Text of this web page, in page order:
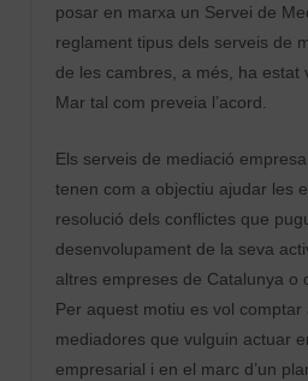
posar en marxa un Servei de
reglament tipus dels serveis de
de les cambres, a més, ha estat
Mar tal com preveia l’acord.
Els serveis de mediació
tenen com a objectiu ajudar les
resolució dels conflictes que
desenvolupament de la seva
altres empreses de Catalunya o
Per aquest motiu es vol comptar
mediadores que vulguin actuar
empresarial i en el marc d’un